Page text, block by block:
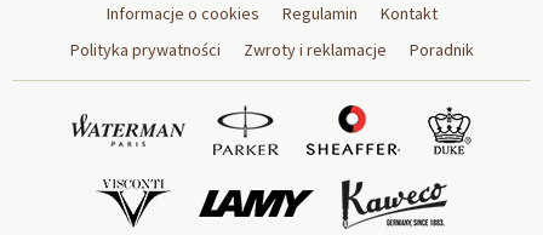
Informacje o cookies
Regulamin
Kontakt
Polityka prywatności
Zwroty i reklamacje Poradnik